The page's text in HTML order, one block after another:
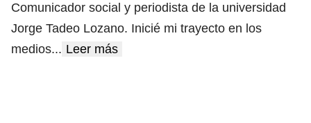
Comunicador social y periodista de la universidad
Jorge Tadeo Lozano. Inicié mi trayecto en los
medios... Leer más